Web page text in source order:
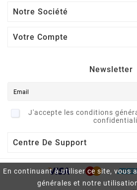
En continuant à utiliser ce site, vous
générales et notre
Notre Société
Votre Compte
Newsletter
J'accepte les conditions
Centre De Support